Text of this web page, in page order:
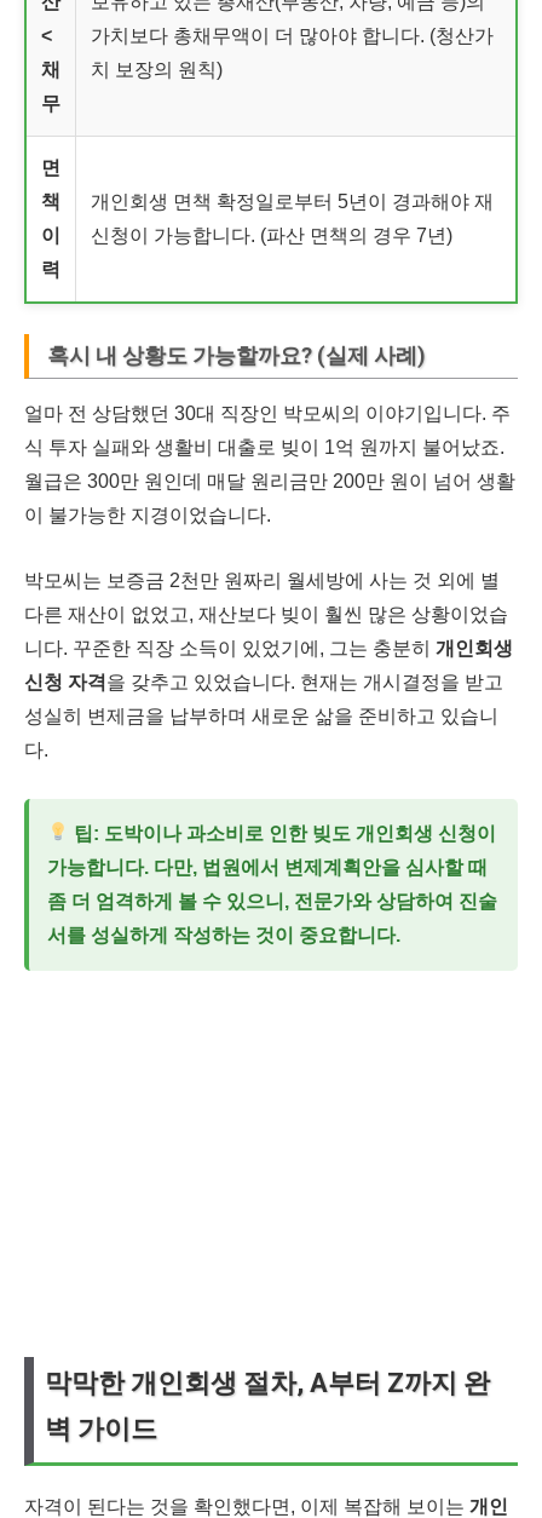
<
채
무
가치보다 총채무액이 더 많아야 합니다. (청산가
치 보장의 원칙)
면
책
이
력
개인회생 면책 확정일로부터 5년이 경과해야 재
신청이 가능합니다. (파산 면책의 경우 7년)
혹시 내 상황도 가능할까요? (실제 사례)
얼마 전 상담했던 30대 직장인 박모씨의 이야기입니다. 주
식 투자 실패와 생활비 대출로 빚이 1억 원까지 불어났죠.
월급은 300만 원인데 매달 원리금만 200만 원이 넘어 생활
이 불가능한 지경이었습니다.
박모씨는 보증금 2천만 원짜리 월세방에 사는 것 외에 별
다른 재산이 없었고, 재산보다 빚이 훨씬 많은 상황이었습
니다. 꾸준한 직장 소득이 있었기에, 그는 충분히 개인회생
신청 자격 을 갖추고 있었습니다. 현재는 개시결정을 받고
성실히 변제금을 납부하며 새로운 삶을 준비하고 있습니
다.
팁: 도박이나 과소비로 인한 빚도 개인회생 신청이
가능합니다. 다만, 법원에서 변제계획안을 심사할 때
좀 더 엄격하게 볼 수 있으니, 전문가와 상담하여 진술
서를 성실하게 작성하는 것이 중요합니다.
막막한 개인회생 절차, A부터 Z까지 완
벽 가이드
자격이 된다는 것을 확인했다면, 이제 복잡해 보이는 개인